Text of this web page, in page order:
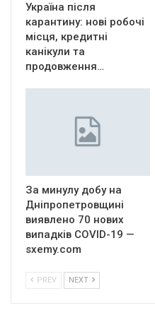
Україна після
карантину: нові робочі
місця, кредитні
канікули та
продовження…
За минулу добу на
Дніпропетровщині
виявлено 70 нових
випадків COVID-19 —
sxemy.com
PREV NEXT